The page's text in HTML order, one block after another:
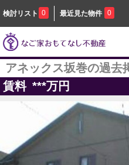
検討リスト 0 最近見た物件 0
アネックス坂巻の過去
賃料 ***万円